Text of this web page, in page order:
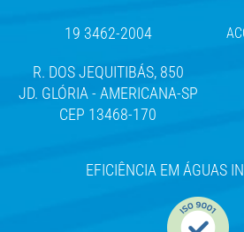
19 3462-2004
R. DOS JEQUITIBÁS, 850
JD. GLÓRIA - AMERICANA-SP
CEP 13468-170
EFICIÊNCIA EM ÁGUAS